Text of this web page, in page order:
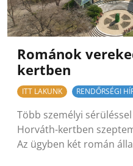
Románok
kertben
ITT LAKUNK RENDŐRSÉGI
Több személyi
Horváth-kertben
Az ügyben két román